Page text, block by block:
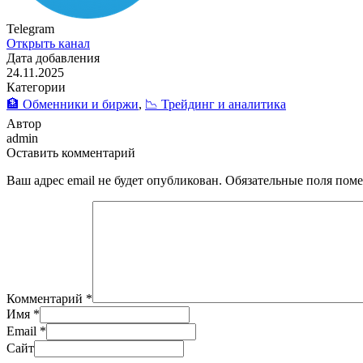
Telegram
Открыть канал
Дата добавления
24.11.2025
Категории
🏦 Обменники и биржи, 📉 Трейдинг и аналитика
Автор
admin
Оставить комментарий
Ваш адрес email не будет опубликован. Обязательные поля
Комментарий *
Имя *
Email *
Сайт